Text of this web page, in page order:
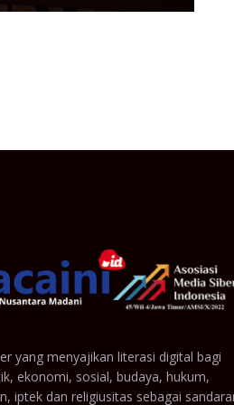
yang menyajikan literasi digital bagi
ekonomi, sosial, budaya, hukum,
iptek dan religiusitas sebagai